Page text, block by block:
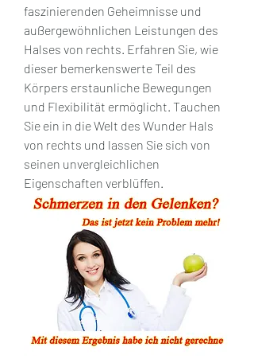
faszinierenden Geheimnisse und
außergewöhnlichen Leistungen des
Halses von rechts. Erfahren Sie, wie
dieser bemerkenswerte Teil des
Körpers erstaunliche Bewegungen
und Flexibilität ermöglicht. Tauchen
Sie ein in die Welt des Wunder Hals
von rechts und lassen Sie sich von
seinen unvergleichlichen
Eigenschaften verblüffen.